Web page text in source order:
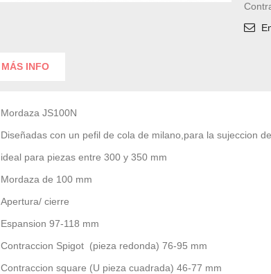
MÁS INFO
Mordaza JS100N
Diseñadas con un pefil de cola de milano,para la sujeccion
ideal para piezas entre 300 y 350 mm
Mordaza de 100 mm
Apertura/ cierre
Espansion 97-118 mm
Contraccion Spigot (pieza redonda) 76-95 mm
Contraccion square (U pieza cuadrada) 46-77 mm